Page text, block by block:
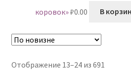
коровок»₽0.00 В
Отображение 13–24 из 691